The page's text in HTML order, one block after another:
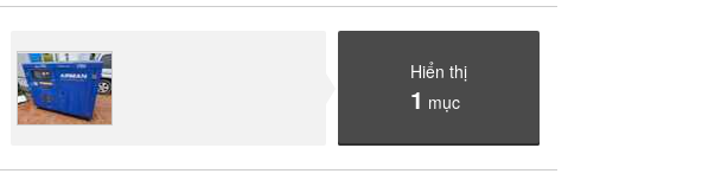
Hiển thị
1 mục